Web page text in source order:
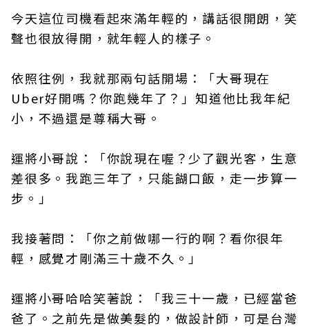
今天這位司機看起來滿年輕的，講話很開朗，笑
聲也很放得開，就年輕人的樣子。
依照往例，我就那兩句話開場：「大哥現在
Uber好開嗎？你跑幾年了？」知道他比我年紀
小，不過還是尊稱大哥。
運將小哥說：「你說現在喔？少了觀光客，生意
差很多。我跑三年了，只能餬口飯，走一步算一
步。」
我接著問：「你之前做哪一行的啊？看你很年
輕，感覺才剛滿三十歲不久。」
運將小哥哈哈笑著說：「我三十一歲，已經當爸
爸了。之前先是做美髮的，做設計師，可是台灣